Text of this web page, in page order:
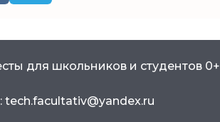
для школьников и студентов 0+
tech.facultativ@yandex.ru